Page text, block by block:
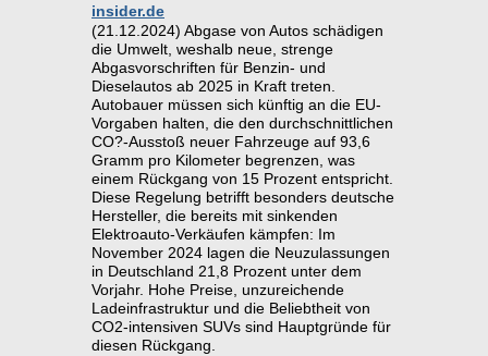
insider.de
(21.12.2024) Abgase von Autos schädigen
die Umwelt, weshalb neue, strenge
Abgasvorschriften für Benzin- und
Dieselautos ab 2025 in Kraft treten.
Autobauer müssen sich künftig an die EU-
Vorgaben halten, die den durchschnittlichen
CO?-Ausstoß neuer Fahrzeuge auf 93,6
Gramm pro Kilometer begrenzen, was
einem Rückgang von 15 Prozent entspricht.
Diese Regelung betrifft besonders deutsche
Hersteller, die bereits mit sinkenden
Elektroauto-Verkäufen kämpfen: Im
November 2024 lagen die Neuzulassungen
in Deutschland 21,8 Prozent unter dem
Vorjahr. Hohe Preise, unzureichende
Ladeinfrastruktur und die Beliebtheit von
CO2-intensiven SUVs sind Hauptgründe für
diesen Rückgang.